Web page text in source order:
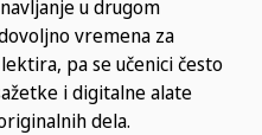
u drugom
vremena za
pa se učenici često
i digitalne alate
dela.